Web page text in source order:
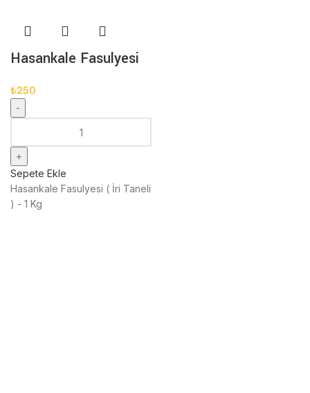
Hasankale Fasulyesi
₺250
Sepete Ekle
Hasankale Fasulyesi ( İri Taneli
) - 1 Kg